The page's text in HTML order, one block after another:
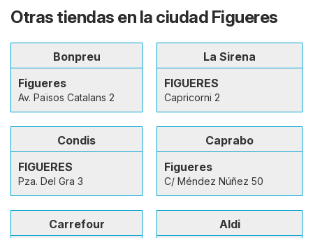
Otras tiendas en la ciudad Figueres
Bonpreu
Figueres
Av. Països Catalans 2
La Sirena
FIGUERES
Capricorni 2
Condis
FIGUERES
Pza. Del Gra 3
Caprabo
Figueres
C/ Méndez Núñez 50
Carrefour
Aldi